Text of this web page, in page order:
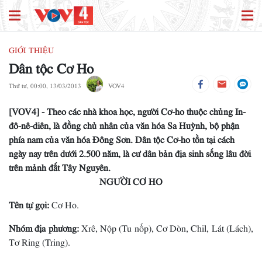
GIỚI THIỆU
Dân tộc Cơ Ho
Thứ tư, 00:00, 13/03/2013 VOV4
[VOV4] - Theo các nhà khoa học, người Cơ-ho thuộc chủng In-
đô-nê-diên, là đồng chủ nhân của văn hóa Sa Huỳnh, bộ phận
phía nam của văn hóa Đông Sơn. Dân tộc Cơ-ho tồn tại cách
ngày nay trên dưới 2.500 năm, là cư dân bản địa sinh sống lâu đời
trên mảnh đất Tây Nguyên.
NGƯỜI CƠ HO
Tên tự gọi:Cơ Ho.
Nhóm địa phương:Xrê, Nộp (Tu nốp), Cơ Dòn, Chil, Lát (Lách),
Tơ Ring (Tring).